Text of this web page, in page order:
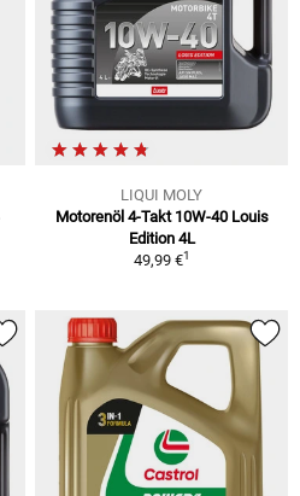
LIQUI MOLY
Motorenöl 4-Takt 10W-40 Louis
Edition 4L
49,99 €1